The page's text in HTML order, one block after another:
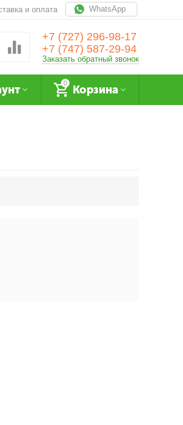
WhatsApp
и оплата
+7 (727) 296-98-17
+7 (747) 587-29-94
Заказать обратный звонок
0
Корзина